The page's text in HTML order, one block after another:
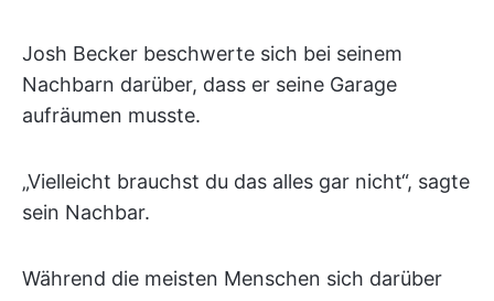
Josh Becker beschwerte sich bei seinem
Nachbarn darüber, dass er seine Garage
aufräumen musste.
„Vielleicht brauchst du das alles gar nicht“, sagte
sein Nachbar.
Während die meisten Menschen sich darüber